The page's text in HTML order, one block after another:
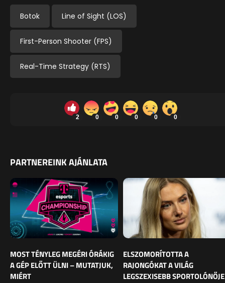
Botok Line of Sight (LOS)
First-Person Shooter (FPS)
Real-Time Strategy (RTS)
2 0 0 0 0 0
PARTNEREINK AJÁNLATA
MOST TÉNYLEG MEGÉRI ÓRÁKIG
A GÉP ELŐTT ÜLNI – MUTATJUK,
MIÉRT
ELSZOMORÍTOTTA A
RAJONGÓKAT A VILÁG
LEGSZEXISEBB SPORTOLÓNŐJE